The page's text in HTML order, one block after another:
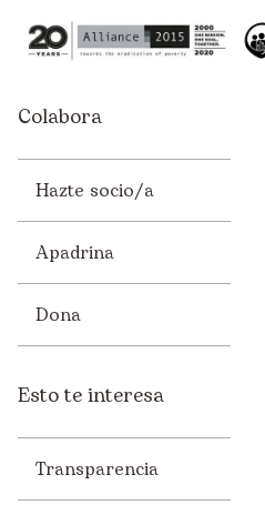
Colabora
Hazte socio/a
Apadrina
Dona
Esto te interesa
Transparencia